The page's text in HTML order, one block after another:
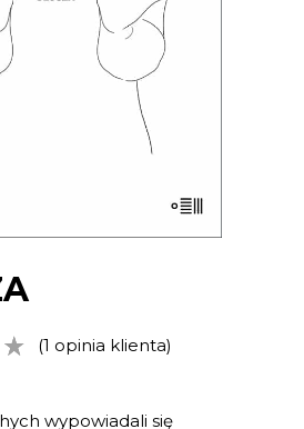
Oceniony
1
(1 opinia klienta)
wypowiadali się